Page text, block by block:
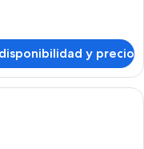
y precio
cama de alta calidad,